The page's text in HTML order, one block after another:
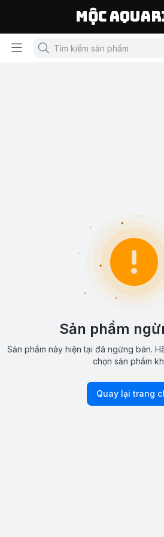
Mộc
Sản phẩm
Sản phẩm này hiện tại đã ngừng bán.
chọn sản phẩm
Quay lại trang